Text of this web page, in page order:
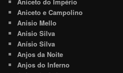
Aniceto e Campolino
Anisio Mello
Anisio Silva
Anísio Silva
Anjos da Noite
Anjos do Inferno